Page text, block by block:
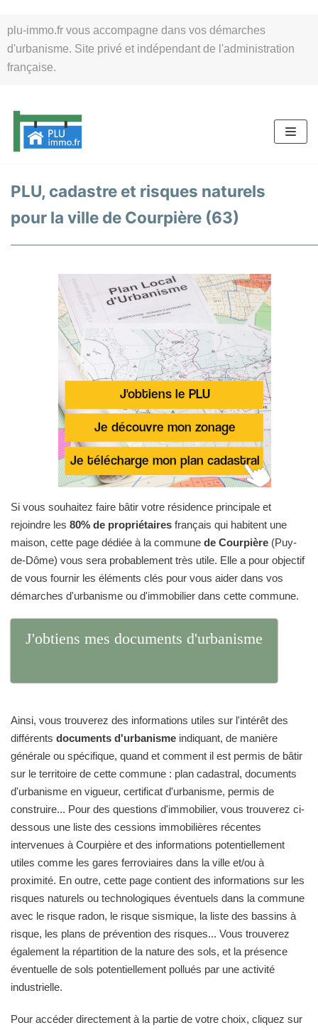
plu-immo.fr vous accompagne dans vos démarches
d'urbanisme. Site privé et indépendant de l'administration
française.
au
contenu
PLU, cadastre et risques naturels
pour la ville de Courpière (63)
Si vous souhaitez faire bâtir votre résidence principale et
rejoindre les 80% de propriétaires français qui habitent une
maison, cette page dédiée à la commune de Courpière (Puy-
de-Dôme) vous sera probablement très utile. Elle a pour objectif
de vous fournir les éléments clés pour vous aider dans vos
démarches d'urbanisme ou d'immobilier dans cette commune.
J'obtiens mes documents d'urbanisme
Ainsi, vous trouverez des informations utiles sur l'intérêt des
différents documents d'urbanisme indiquant, de manière
générale ou spécifique, quand et comment il est permis de bâtir
sur le territoire de cette commune : plan cadastral, documents
d'urbanisme en vigueur, certificat d'urbanisme, permis de
construire... Pour des questions d'immobilier, vous trouverez ci-
dessous une liste des cessions immobilières récentes
intervenues à Courpière et des informations potentiellement
utiles comme les gares ferroviaires dans la ville et/ou à
proximité. En outre, cette page contient des informations sur les
risques naturels ou technologiques éventuels dans la commune
avec le risque radon, le risque sismique, la liste des bassins à
risque, les plans de prévention des risques... Vous trouverez
également la répartition de la nature des sols, et la présence
éventuelle de sols potentiellement pollués par une activité
industrielle.
Pour accéder directement à la partie de votre choix, cliquez sur